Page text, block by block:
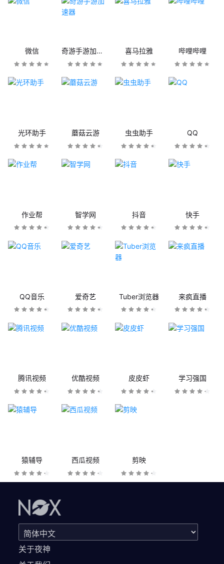
微信 奇游手游加速器 喜马拉雅 哔哩哔哩
光环助手 蘑菇云游 虫虫助手 QQ
作业帮 智学网 抖音 快手
QQ音乐 爱奇艺 Tuber浏览器 来疯直播
腾讯视频 优酷视频 皮皮虾 学习强国
猿辅导 西瓜视频 剪映
关于夜神